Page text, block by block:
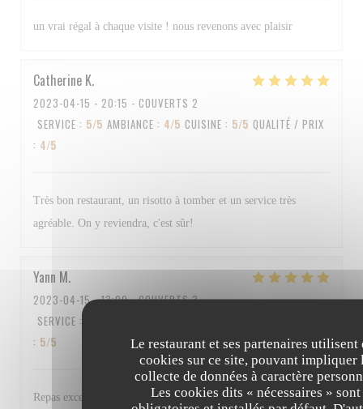
Le restaurant et ses partenaires utilisent
cookies sur ce site, pouvant impliquer
collecte de données à caractère
Les cookies dits « nécessaires » sont
un vrai régal à chaque visite ! nous revenons avec plaisir
Catherine K
2023-04-15 - 20:15 - COUVERTS 2
SERVICE : 5/5 AMBIANCE : 4/5 CUISINE : 5/5 QUALITÉ / PRIX
: 4/5
Très bon restaurant, un risotto à tomber et un service très
agréable. On y reviendra, c'est sûr!
Yann M
2023-04-15- 13:00 - COUVERTS 3
SERVICE :
: 5/5
Repas excellent et personnel au top Bravo à tous